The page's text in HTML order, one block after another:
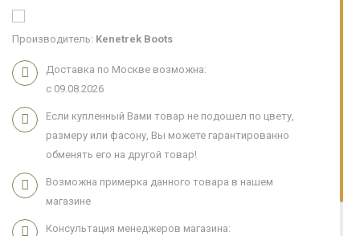
Производитель: Kenetrek Boots
Доставка по Москве возможна:
с 09.08.2026
Если купленный Вами товар не подошел по цвету,
размеру или фасону, Вы можете гарантированно
обменять его на другой товар!
Возможна примерка данного товара в нашем
магазине
Консультация менеджеров магазина: